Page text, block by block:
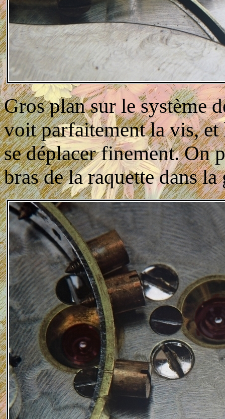
Gros plan sur le système
voit parfaitement la vis,
se déplacer finement. On
bras de la raquette dans